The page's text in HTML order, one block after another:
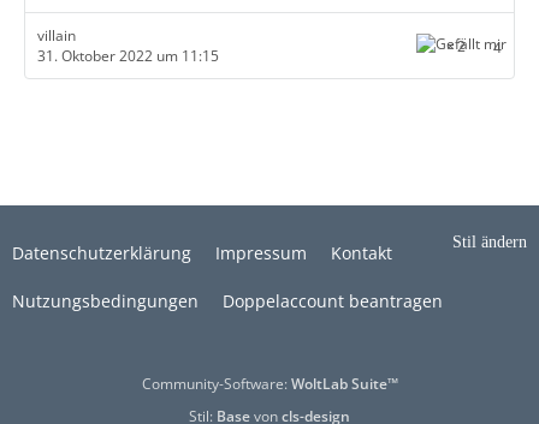
villain
31. Oktober 2022 um 11:15
2 4
Stil ändern
Datenschutzerklärung Impressum Kontakt
Nutzungsbedingungen Doppelaccount beantragen
Community-Software: WoltLab Suite™
Stil: Basevoncls-design